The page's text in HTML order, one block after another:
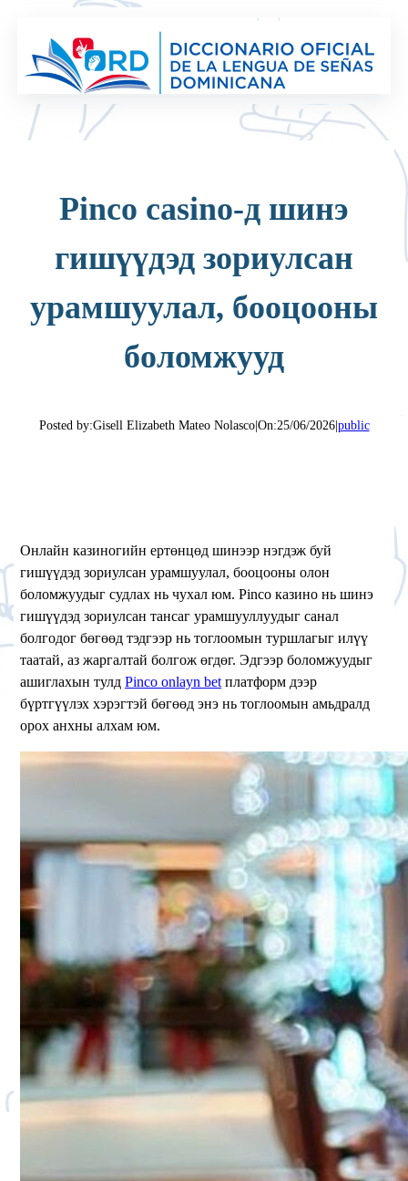
contenido
Pinco casino-д шинэ
гишүүдэд зориулсан
урамшуулал, бооцооны
боломжууд
Posted by:Gisell Elizabeth Mateo Nolasco| On:25/06/2026| public
Онлайн казиногийн ертөнцөд шинээр нэгдэж буй
гишүүдэд зориулсан урамшуулал, бооцооны олон
боломжуудыг судлах нь чухал юм. Pinco казино нь шинэ
гишүүдэд зориулсан тансаг урамшууллуудыг санал
болгодог бөгөөд тэдгээр нь тоглоомын туршлагыг илүү
таатай, аз жаргалтай болгож өгдөг. Эдгээр боломжуудыг
ашиглахын тулдPinco onlayn bet платформ дээр
бүртгүүлэх хэрэгтэй бөгөөд энэ нь тоглоомын амьдралд
орох анхны алхам юм.